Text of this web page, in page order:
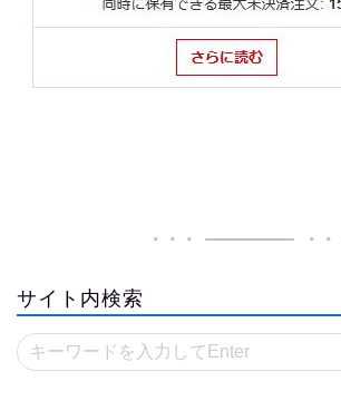
サイト内検索